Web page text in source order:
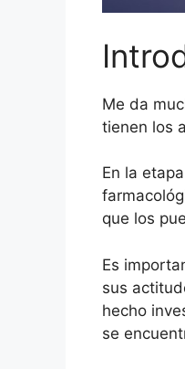
Me da
tienen los
En la
que los
Es
sus
hecho
se